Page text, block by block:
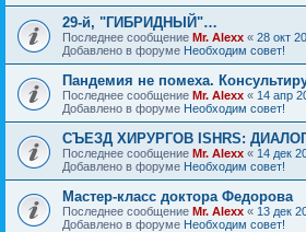
29-й, "ГИБРИДНЫЙ"…
Последнее сообщение Mr. Alexx « 28 окт
Добавлено в форуме Необходим совет!
Пандемия не помеха.
Последнее сообщение Mr. Alexx « 14 апр
Добавлено в форуме Необходим совет!
СЪЕЗД ХИРУРГОВ ISHRS:
Последнее сообщение Mr. Alexx « 14 дек
Добавлено в форуме Необходим совет!
Мастер-класс доктора Федорова
Последнее сообщение Mr. Alexx « 13 дек
Добавлено в форуме Необходим совет!